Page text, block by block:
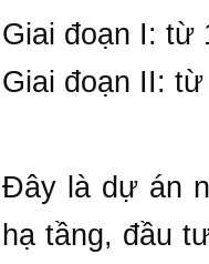
Giai đoạn I: từ
Giai đoạn II:
Đây là dự án
hạ tầng, đầu